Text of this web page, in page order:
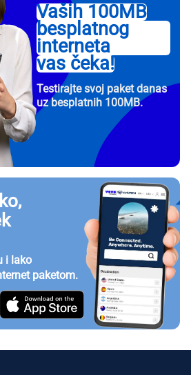
Vaših 100MB
besplatnog
interneta
vas čeka!
Testirajte svoj paket danas
uz besplatnih 100MB.
i lako
paketom.